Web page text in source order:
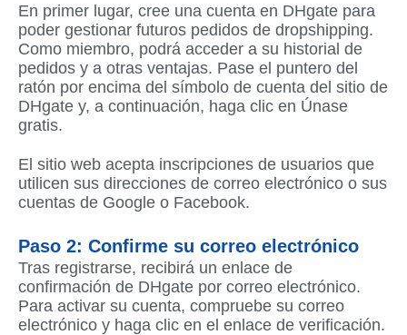
En primer lugar, cree una cuenta en DHgate para
poder gestionar futuros pedidos de dropshipping.
Como miembro, podrá acceder a su historial de
pedidos y a otras ventajas. Pase el puntero del
ratón por encima del símbolo de cuenta del sitio de
DHgate y, a continuación, haga clic en Únase
gratis.
El sitio web acepta inscripciones de usuarios que
utilicen sus direcciones de correo electrónico o sus
cuentas de Google o Facebook.
Paso 2: Confirme su correo electrónico
Tras registrarse, recibirá un enlace de
confirmación de DHgate por correo electrónico.
Para activar su cuenta, compruebe su correo
electrónico y haga clic en el enlace de verificación.